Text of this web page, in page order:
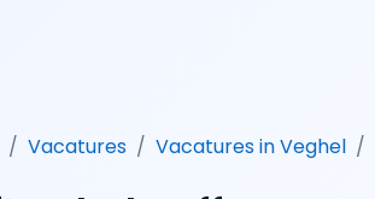
Vacatures Vacatures in Veghel